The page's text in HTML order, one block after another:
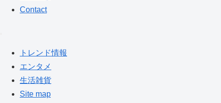
Contact
トレンド情報
エンタメ
生活雑貨
Site map